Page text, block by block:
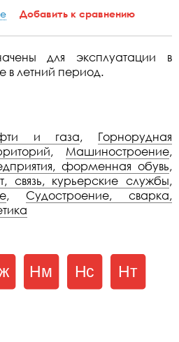
Добавить к сравнению
для эксплуатации в
в летний период.
и газа, Горнорудная
, Машиностроение,
форменная обувь,
связь, курьерские службы,
, Судостроение, сварка,